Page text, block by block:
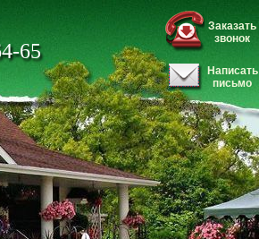
65
Заказать
звонок
Написать
письмо